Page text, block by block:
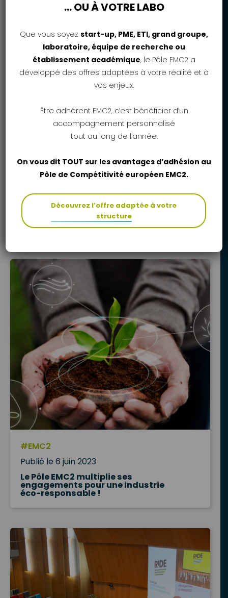
#EMC2
Publié le 29 juin 2023
Podcast EMC2 x ATL-EN-TIC :
Accompagner les industriels vers des
démarches écoresponsables
#EMC2
Publié le 6 juin 2023
Le Pôle EMC2 multiplie ses
engagements pour une industrie
éco-responsable !
… OU À VOTRE LABO
Que vous soyez start-up, PME, ETI, grand groupe,
laboratoire, équipe de recherche ou
établissement académique, le Pôle EMC2 a
développé des offres adaptées à votre réalité et à
vos enjeux.
Être adhérent EMC2, c’est bénéficier d’un
accompagnement personnalisé
tout au long de l’année.
On vous dit TOUT sur les avantages d’adhésion au
Pôle de Compétitivité européen EMC2.
Découvrez l’offre adaptée à votre
structure